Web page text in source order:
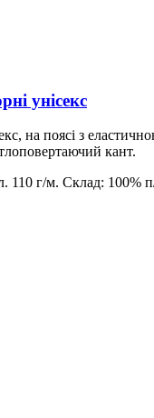
унісекс
на поясі з
кант.
г/м. Склад: 100% п/